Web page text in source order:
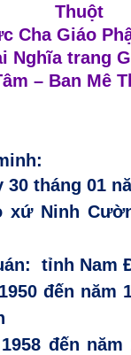
Thuột
Cha Giáo
Nghĩa trang
– Ban Mê
30 tháng 01
xứ Ninh
tỉnh Nam
đến năm
đến năm